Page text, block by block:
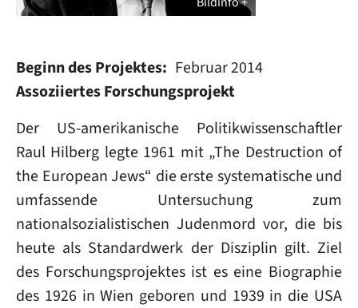
Beginn des Projektes
Februar 2014
Assoziiertes Forschungsprojekt
Der US-amerikanische Politikwissenschaftler
Raul Hilberg legte 1961 mit „The Destruction of
the European Jews“ die erste systematische und
umfassende Untersuchung zum
nationalsozialistischen Judenmord vor, die bis
heute als Standardwerk der Disziplin gilt. Ziel
des Forschungsprojektes ist es eine Biographie
des 1926 in Wien geboren und 1939 in die USA